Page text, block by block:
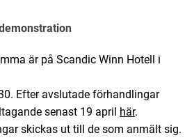
är på Scandic Winn Hotell i
Efter avslutade förhandlingar
senast 19 april här.
skickas ut till de som anmält sig.